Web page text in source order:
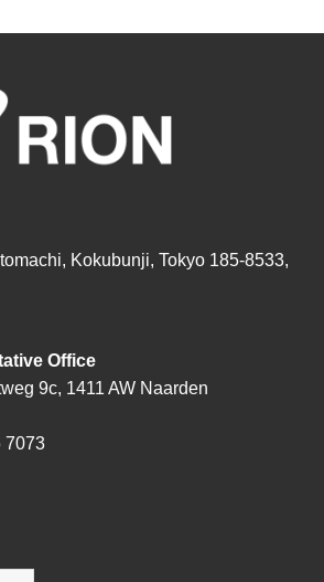
Kokubunji, Tokyo 185-8533,
Office
9c, 1411 AW Naarden
7073